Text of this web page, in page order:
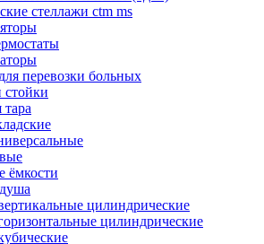
стеллажи ctm ms
перевозки больных
тара
ёмкости
цилиндрические
цилиндрические